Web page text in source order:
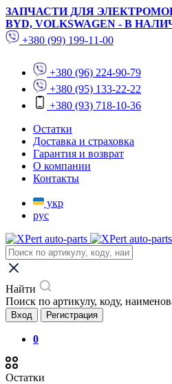
ЗАПЧАСТИ ДЛЯ
BYD, VOLKSWAGEN - В
+380 (99) 199-11-00
+380 (96) 224-90-79
+380 (95) 133-22-22
+380 (93) 718-10-36
Остатки
Доставка и страховка
Гарантия и возврат
О компании
Контакты
укр
рус
Найти
Поиск по артикулу, коду,
Вход Регистрация
0
Остатки